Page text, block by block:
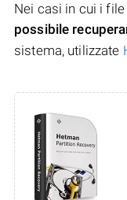
Nei casi in cui i
possibile
sistema, utilizzate